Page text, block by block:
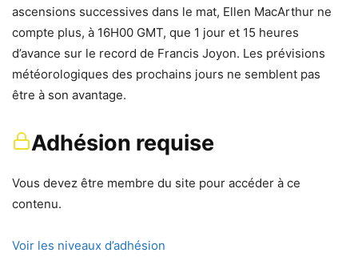
ascensions successives dans le mat, Ellen MacArthur ne
compte plus, à 16H00 GMT, que 1 jour et 15 heures
d’avance sur le record de Francis Joyon. Les prévisions
météorologiques des prochains jours ne semblent pas
être à son avantage.
Adhésion requise
Vous devez être membre du site pour accéder à ce
contenu.
Voir les niveaux d’adhésion